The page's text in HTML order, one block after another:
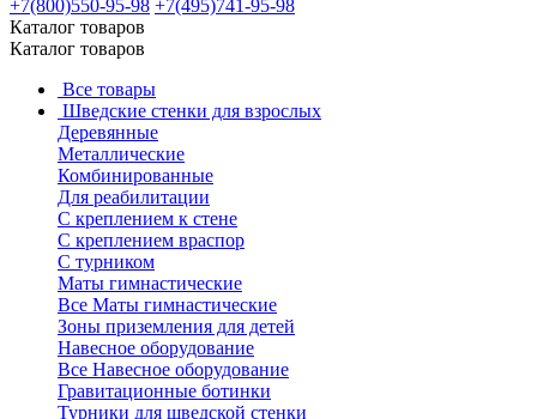
+7(800)550-95-98 +7(495)741-95-98
Каталог товаров
Каталог товаров
Все товары
Шведские стенки для взрослых
Деревянные
Металлические
Комбинированные
Для реабилитации
С креплением к стене
С креплением враспор
С турником
Маты гимнастические
Все Маты гимнастические
Зоны приземления для детей
Навесное оборудование
Все Навесное оборудование
Гравитационные ботинки
Турники для шведской стенки